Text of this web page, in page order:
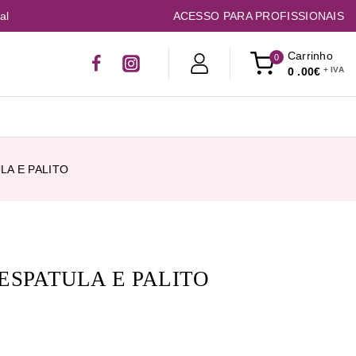
ACESSO PARA PROFISSIONAIS
0
Carrinho
0 .00€
E PALITO
E PALITO